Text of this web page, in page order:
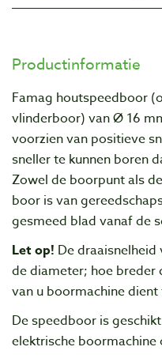
Productinformatie
Famag houtspeedboor
vlinderboor) van Ø 16
voorzien van positieve
sneller te kunnen boren
Zowel de boorpunt als
boor is van
gesmeed blad vanaf de
Let op! De
de diameter; hoe breder
van u boormachine dient
De speedboor is
elektrische